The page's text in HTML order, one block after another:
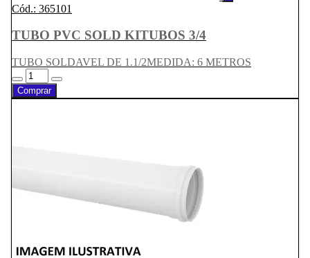
Cód.: 365101
TUBO PVC SOLD KITUBOS 3/4
TUBO SOLDAVEL DE 1.1/2MEDIDA: 6 METROS
Comprar